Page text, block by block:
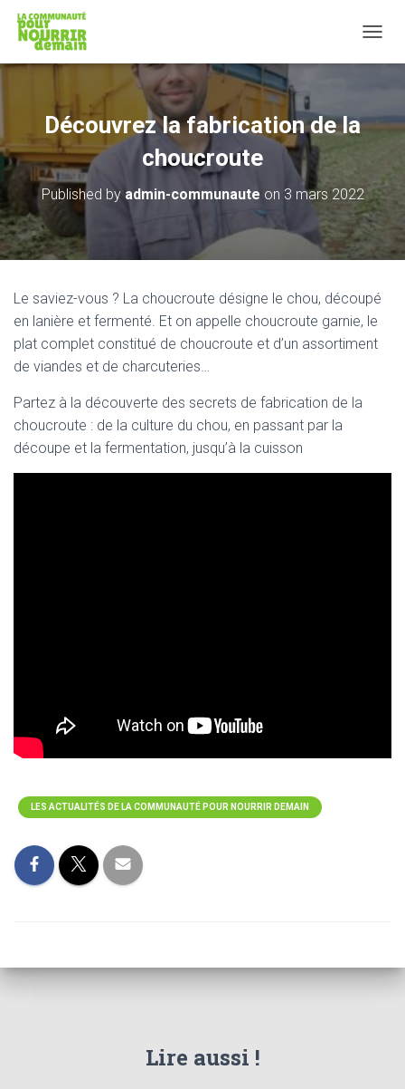
O
V
I
G
N
Découvrez la fabrication de la
choucroute
Published by admin-communaute on 3 mars 2022
Le saviez-vous ? La choucroute désigne le chou, découpé
en lanière et fermenté. Et on appelle choucroute garnie, le
plat complet constitué de choucroute et d’un assortiment
de viandes et de charcuteries…
Partez à la découverte des secrets de fabrication de la
choucroute : de la culture du chou, en passant par la
découpe et la fermentation, jusqu’à la cuisson
LES ACTUALITÉS DE LA COMMUNAUTÉ POUR NOURRIR DEMAIN
Lire aussi !